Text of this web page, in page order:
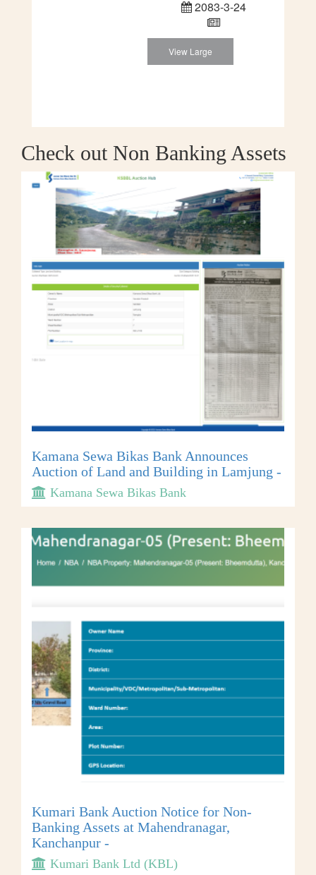
2083-3-24
View Large
Check out Non Banking Assets
Kamana Sewa Bikas Bank Announces
Auction of Land and Building in Lamjung -
Kamana Sewa Bikas Bank
Kumari Bank Auction Notice for Non-
Banking Assets at Mahendranagar,
Kanchanpur -
Kumari Bank Ltd (KBL)